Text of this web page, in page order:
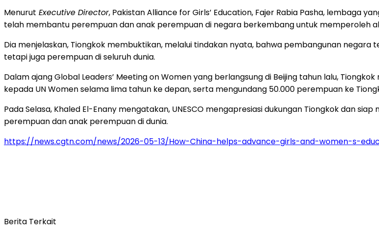
Menurut Executive Director, Pakistan Alliance for Girls’ Education, Fajer Rabia Pasha, lembaga
telah membantu perempuan dan anak perempuan di negara berkembang untuk memperoleh
Dia menjelaskan, Tiongkok membuktikan, melalui tindakan nyata, bahwa pembangunan
tetapi juga perempuan di seluruh dunia.
Dalam ajang Global Leaders’ Meeting on Women yang berlangsung di Beijing tahun lalu,
kepada UN Women selama lima tahun ke depan, serta mengundang 50.000 perempuan ke
Pada Selasa, Khaled El-Enany mengatakan, UNESCO mengapresiasi dukungan Tiongkok dan
perempuan dan anak perempuan di dunia.
https://news.cgtn.com/news/2026-05-13/How-China-helps-advance-girls-and-women-s-
Berita Terkait